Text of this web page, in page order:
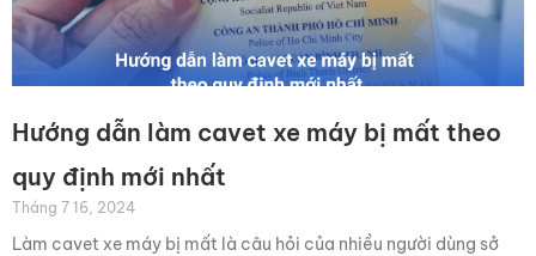
Hướng dẫn làm cavet xe máy bị mất theo
quy định mới nhất
Tháng 7 16, 2024
Làm cavet xe máy bị mất là câu hỏi của nhiều người dùng sở